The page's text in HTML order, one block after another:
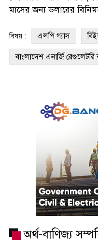
মাসের জন্য ডলারের
বিষয় : এলপি গ্যাস
বাংলাদেশ এনার্জি
অর্থ-বাণিজ্য